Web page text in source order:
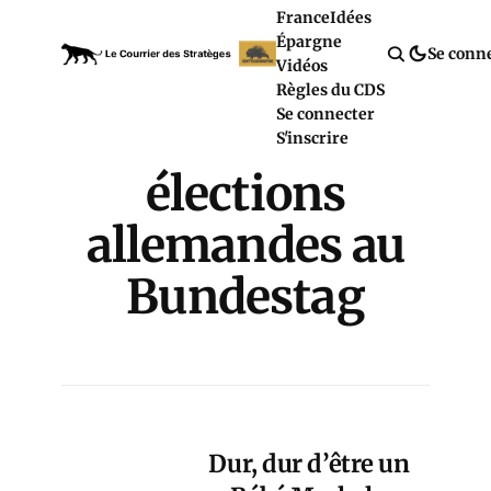
FranceIdées
Épargne
Vidéos
Règles du CDS
Se connecter
S'inscrire
Se
élections
allemandes au
Bundestag
Dur, dur d’être un